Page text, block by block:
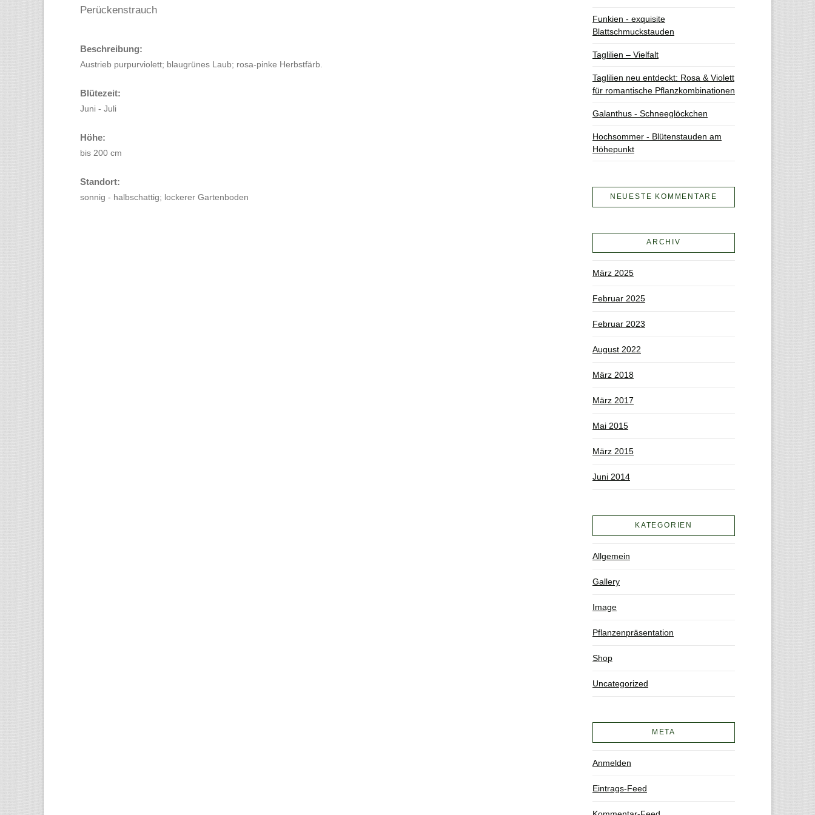
Perückenstrauch
Beschreibung:
Austrieb purpurviolett; blaugrünes Laub; rosa-pinke Herbstfärb.
Blütezeit:
Juni - Juli
Höhe:
bis 200 cm
Standort:
sonnig - halbschattig; lockerer Gartenboden
Funkien - exquisite
Blattschmuckstauden
Taglilien – Vielfalt
Taglilien neu entdeckt: Rosa & Violett
für romantische Pflanzkombinationen
Galanthus - Schneeglöckchen
Hochsommer - Blütenstauden am
Höhepunkt
NEUESTE KOMMENTARE
ARCHIV
März 2025
Februar 2025
Februar 2023
August 2022
März 2018
März 2017
Mai 2015
März 2015
Juni 2014
KATEGORIEN
Allgemein
Gallery
Image
Pflanzenpräsentation
Shop
Uncategorized
META
Anmelden
Eintrags-Feed